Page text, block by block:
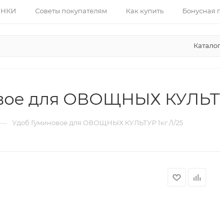
Советы покупателям Как купить Бонусная
Каталог
для ОВОЩНЫХ
— Удоб Гуминовое для ОВОЩНЫХ КУЛЬТУР 1кг /1/25